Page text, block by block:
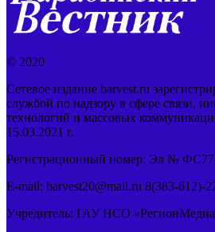
© 2020
Сетевое издание barvest.ru
службой по надзору в сфере связи,
технологий и массовых
15.03.2021 г.
Регистрационный номер: Эл №
E-mail: barvest20@mail.ru 8(383-612)-
Учредитель: ГАУ НСО